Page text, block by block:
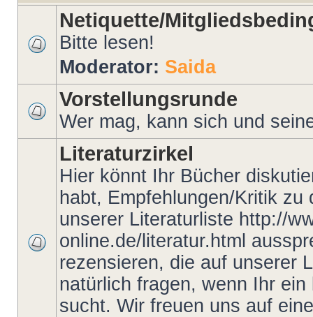
Netiquette/
Bitte lesen!
Moderator: Saida
Vorstellungsrunde
Wer mag, kann sich und
Literaturzirkel
Hier könnt Ihr Bücher
habt, Empfehlungen/Kritik zu
unserer Literaturliste http://
online.de/literatur.html
rezensieren, die auf unserer
natürlich fragen, wenn Ihr
sucht. Wir freuen uns auf